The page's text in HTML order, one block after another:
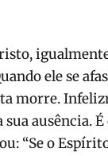
ele se
morre.
ausência.
“Se o